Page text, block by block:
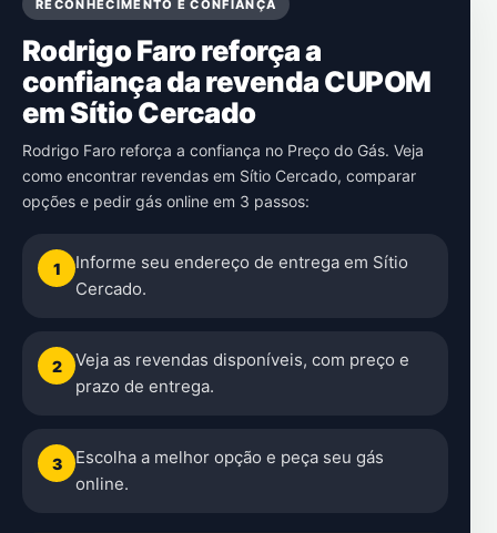
RECONHECIMENTO E CONFIANÇA
Rodrigo Faro reforça a
confiança da revenda CUPOM
em Sítio Cercado
Rodrigo Faro reforça a confiança no Preço do Gás. Veja
como encontrar revendas em Sítio Cercado, comparar
opções e pedir gás online em 3 passos:
1
Informe seu endereço de entrega em Sítio
Cercado.
2
Veja as revendas disponíveis, com preço e
prazo de entrega.
3
Escolha a melhor opção e peça seu gás
online.